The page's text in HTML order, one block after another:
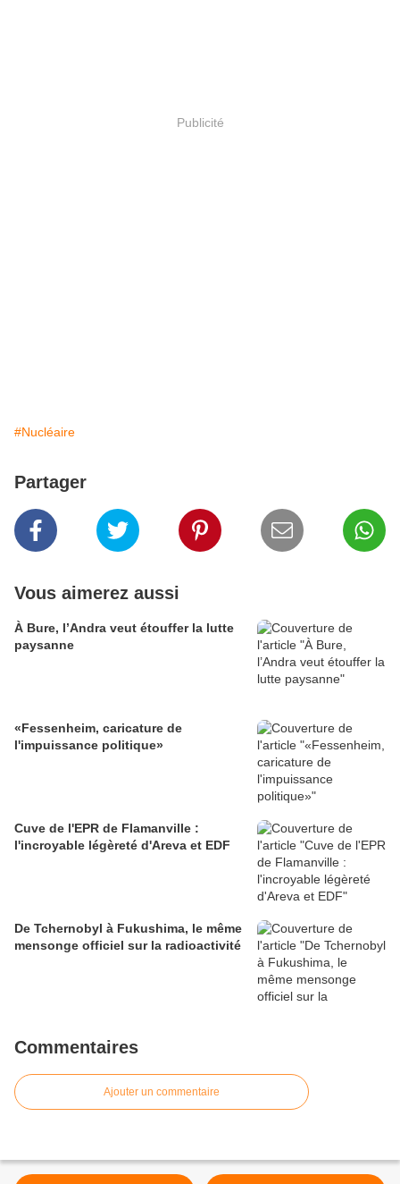
Publicité
#Nucléaire
Partager
Vous aimerez aussi
À Bure, l’Andra veut étouffer la lutte
paysanne
«Fessenheim, caricature de
l'impuissance politique»
Cuve de l'EPR de Flamanville :
l'incroyable légèreté d'Areva et EDF
De Tchernobyl à Fukushima, le même
mensonge officiel sur la radioactivité
Commentaires
Ajouter un commentaire